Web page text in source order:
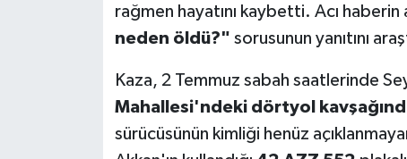
rağmen hayatını kaybetti. Acı haberin
neden öldü?" sorusunun yanıtını
Kaza, 2 Temmuz sabah saatlerinde
Mahallesi'ndeki dörtyol
sürücüsünün kimliği henüz
KAHRAMANMARAŞ